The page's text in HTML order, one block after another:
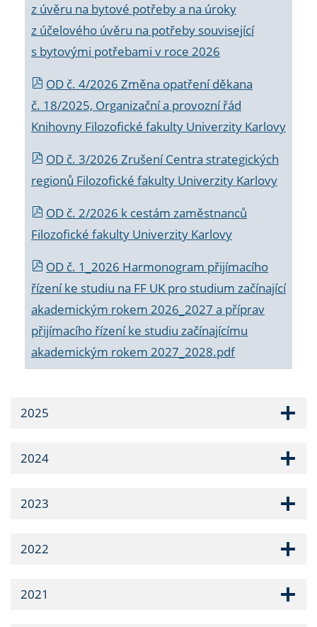
z úvěru na bytové potřeby a na úroky
z účelového úvěru na potřeby související
s bytovými potřebami v roce 2026
OD č. 4/2026 Změna opatření děkana
č. 18/2025, Organizační a provozní řád
Knihovny Filozofické fakulty Univerzity Karlovy
OD č. 3/2026 Zrušení Centra strategických
regionů Filozofické fakulty Univerzity Karlovy
OD č. 2/2026 k cestám zaměstnanců
Filozofické fakulty Univerzity Karlovy
OD č. 1_2026 Harmonogram přijímacího
řízení ke studiu na FF UK pro studium začínající
akademickým rokem 2026_2027 a příprav
přijímacího řízení ke studiu začínajícímu
akademickým rokem 2027_2028.pdf
2025
2024
2023
2022
2021